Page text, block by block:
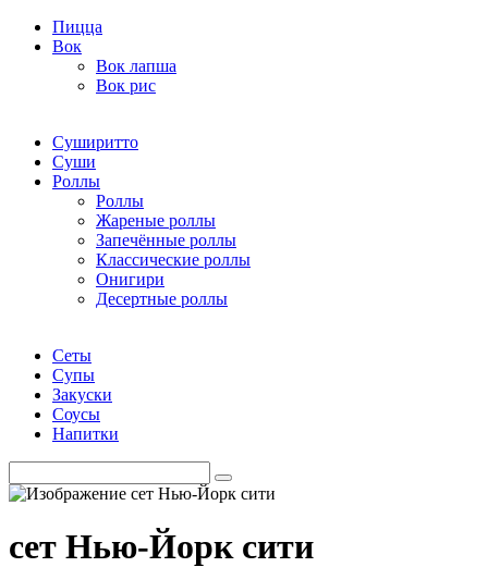
Пицца
Вок
Вок лапша
Вок рис
Суширитто
Суши
Роллы
Роллы
Жареные роллы
Запечённые роллы
Классические роллы
Онигири
Десертные роллы
Сеты
Супы
Закуски
Соусы
Напитки
сет Нью-Йорк сити